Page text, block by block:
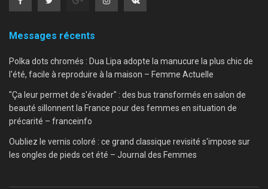
Messages récents
Polka dots chromés : Dua Lipa adopte la manucure la plus chic de
l'été, facile à reproduire à la maison – Femme Actuelle
"Ça leur permet de s'évader" : des bus transformés en salon de
beauté sillonnent la France pour des femmes en situation de
précarité – franceinfo
Oubliez le vernis coloré : ce grand classique revisité s'impose sur
les ongles de pieds cet été – Journal des Femmes